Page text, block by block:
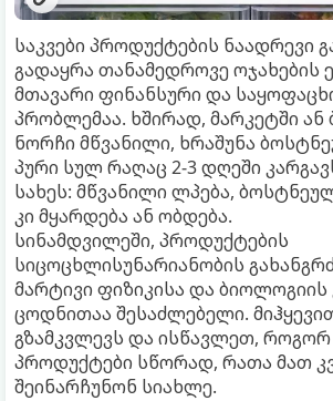
საკვები პროდუქტების ნაადრევი
გადაყრა თანამედროვე ოჯახების
მთავარი ფინანსური და
პრობლემაა. ხშირად, მარკეტში ან
ნორჩი მწვანილი, ხრაშუნა
პური სულ რაღაც 2-3 დღეში
სახეს: მწვანილი ლპება,
კი მყარდება ან ობდება.
სინამდვილეში, პროდუქტების
სიცოცხლისუნარიანობის
მარტივი ფიზიკისა და ბიოლოგიის
ცოდნითაა შესაძლებელი.
გზამკვლევს და ისწავლეთ,
პროდუქტები სწორად, რათა მათ
შეინარჩუნონ სიახლე.